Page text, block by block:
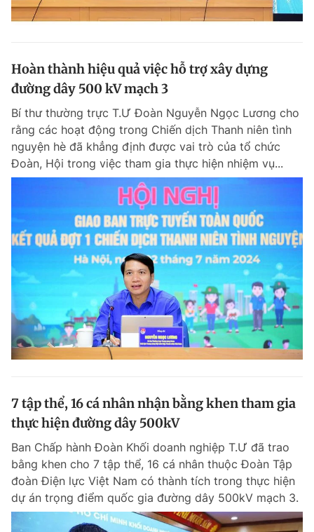
Hoàn thành hiệu quả việc hỗ trợ xây dựng
đường dây 500 kV mạch 3
Bí thư thường trực T.Ư Đoàn Nguyễn Ngọc Lương cho
rằng các hoạt động trong Chiến dịch Thanh niên tình
nguyện hè đã khẳng định được vai trò của tổ chức
Đoàn, Hội trong việc tham gia thực hiện nhiệm vụ...
7 tập thể, 16 cá nhân nhận bằng khen tham gia
thực hiện đường dây 500kV
Ban Chấp hành Đoàn Khối doanh nghiệp T.Ư đã trao
bằng khen cho 7 tập thể, 16 cá nhân thuộc Đoàn Tập
đoàn Điện lực Việt Nam có thành tích trong thực hiện
dự án trọng điểm quốc gia đường dây 500kV mạch 3.